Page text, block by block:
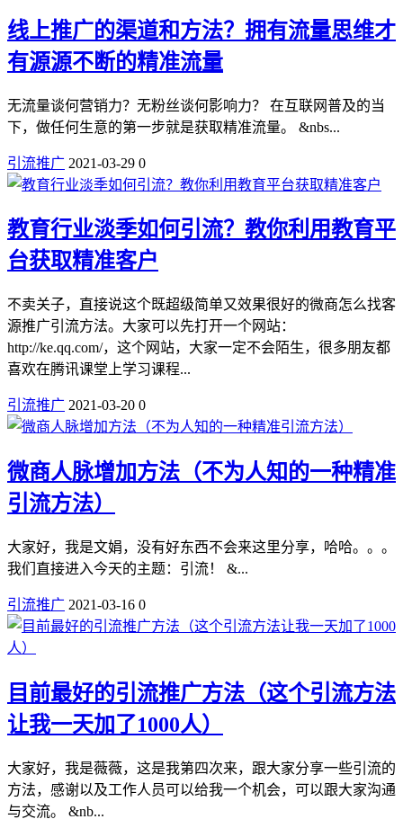
线上推广的渠道和方法？拥有流量思维才
有源源不断的精准流量
无流量谈何营销力？无粉丝谈何影响力？ 在互联网普及的当
下，做任何生意的第一步就是获取精准流量。 &nbs...
引流推广 2021-03-29 0
教育行业淡季如何引流？教你利用教育平
台获取精准客户
不卖关子，直接说这个既超级简单又效果很好的微商怎么找客
源推广引流方法。大家可以先打开一个网站：
http://ke.qq.com/，这个网站，大家一定不会陌生，很多朋友都
喜欢在腾讯课堂上学习课程...
引流推广 2021-03-20 0
微商人脉增加方法（不为人知的一种精准
引流方法）
大家好，我是文娟，没有好东西不会来这里分享，哈哈。。。
我们直接进入今天的主题：引流！ &...
引流推广 2021-03-16 0
目前最好的引流推广方法（这个引流方法
让我一天加了1000人）
大家好，我是薇薇，这是我第四次来，跟大家分享一些引流的
方法，感谢以及工作人员可以给我一个机会，可以跟大家沟通
与交流。 &nb...